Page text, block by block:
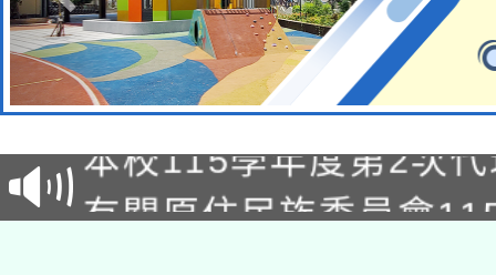
本校115學年度第1次
第3次招考甄選結果公
次招考甄選結果公告(
有關原住民族委員會